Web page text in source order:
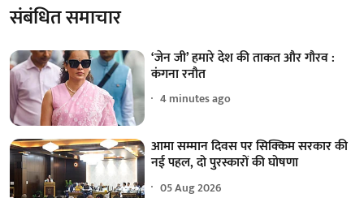
संबंधित समाचार
‘जेन जी’ हमारे देश की ताकत और गौरव :
कंगना रनौत
4 minutes ago
आमा सम्मान दिवस पर सिक्किम सरकार की
नई पहल, दो पुरस्कारों की घोषणा
05 Aug 2026